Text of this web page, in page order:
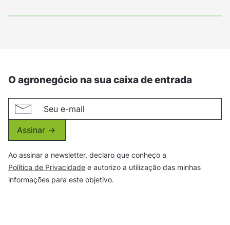
O agronegócio na sua caixa de entrada
Assinar ->
Ao assinar a newsletter, declaro que conheço a
Política de Privacidade e autorizo a utilização das minhas
informações para este objetivo.